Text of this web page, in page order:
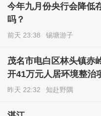
今年九月份央行会降低
吗？
前天 23:38 锡塘游子
茂名市电白区林头镇赤
开41万元人居环境整治
昨天 22:32 知赴野隅